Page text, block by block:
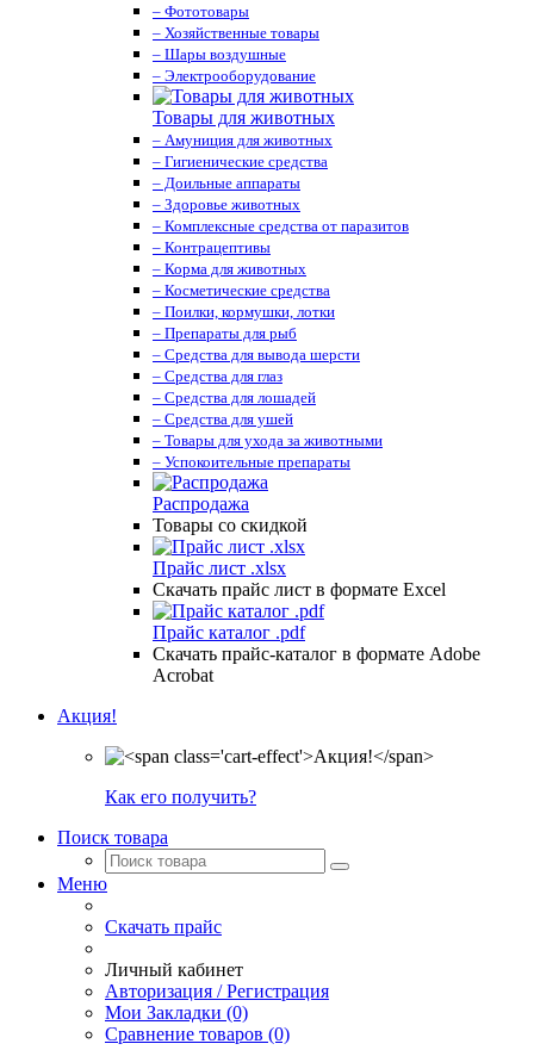
– Фототовары
– Хозяйственные товары
– Шары воздушные
– Электрооборудование
Товары для животных
– Амуниция для животных
– Гигиенические средства
– Доильные аппараты
– Здоровье животных
– Комплексные средства от паразитов
– Контрацептивы
– Корма для животных
– Косметические средства
– Поилки, кормушки, лотки
– Препараты для рыб
– Средства для вывода шерсти
– Средства для глаз
– Средства для лошадей
– Средства для ушей
– Товары для ухода за животными
– Успокоительные препараты
Распродажа
Товары со скидкой
Прайс лист .xlsx
Скачать прайс лист в формате Excel
Прайс каталог .pdf
Скачать прайс-каталог в формате Adobe
Acrobat
Акция!
Как его получить?
Поиск товара
Меню
Скачать прайс
Личный кабинет
Авторизация / Регистрация
Мои Закладки (0)
Сравнение товаров (0)